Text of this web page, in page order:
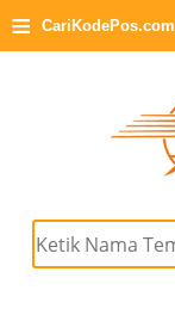
≡ CariKodePos.com